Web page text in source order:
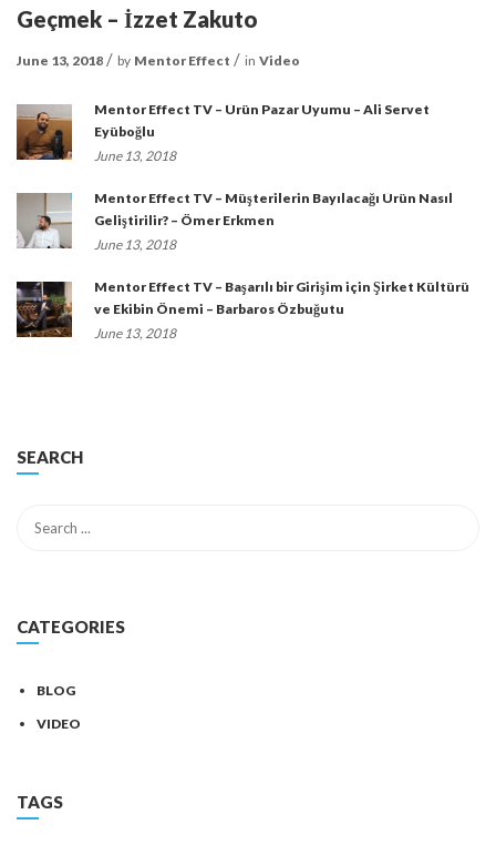
Geçmek – İzzet Zakuto
June 13, 2018 by Mentor Effect in Video
Mentor Effect TV – Ürün Pazar Uyumu – Ali Servet
Eyüboğlu
June 13, 2018
Mentor Effect TV – Müşterilerin Bayılacağı Ürün Nasıl
Geliştirilir? – Ömer Erkmen
June 13, 2018
Mentor Effect TV – Başarılı bir Girişim için Şirket Kültürü
ve Ekibin Önemi – Barbaros Özbuğutu
June 13, 2018
SEARCH
CATEGORIES
BLOG
VIDEO
TAGS